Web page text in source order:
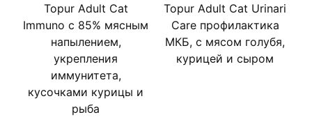
Topur Adult Cat
Immuno c 85% мясным
напылением,
укрепления
иммунитета,
кусочками курицы и
рыба
Topur Adult Cat Urinari
Care профилактика
МКБ, с мясом голубя,
курицей и сыром